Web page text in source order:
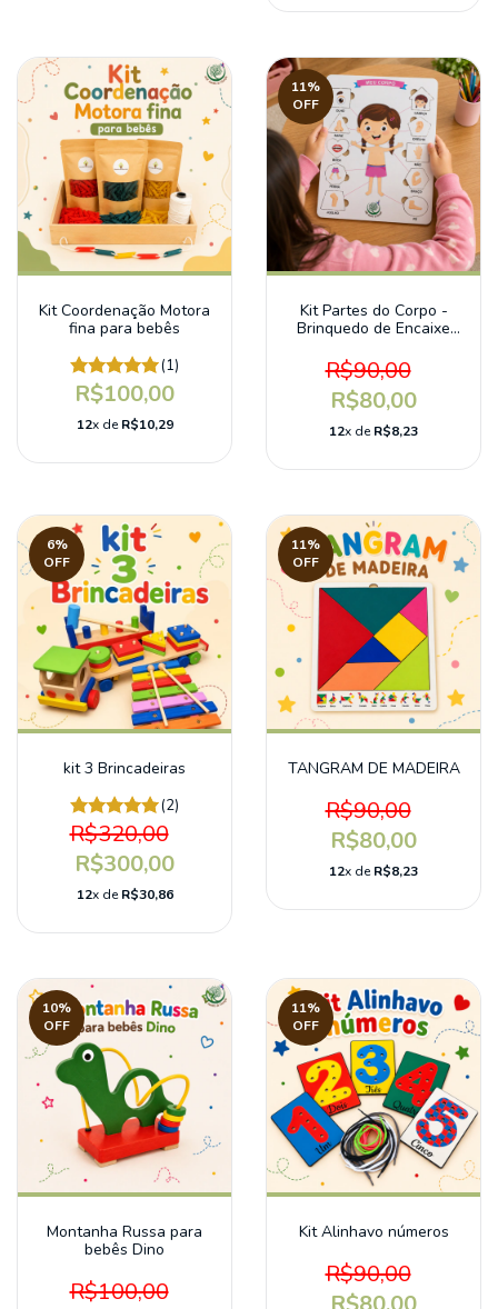
Kit Coordenação Motora
fina para bebês
(1)
R$100,00
12x deR$10,29
11%
OFF
Kit Partes do Corpo -
Brinquedo de Encaixe
R$90,00
R$80,00
12x deR$8,23
6%
OFF
kit 3 Brincadeiras
(2)
R$320,00
R$300,00
12x deR$30,86
11%
OFF
TANGRAM DE MADEIRA
R$90,00
R$80,00
12x deR$8,23
10%
OFF
Montanha Russa para
bebês Dino
R$100,00
11%
OFF
Kit Alinhavo números
R$90,00